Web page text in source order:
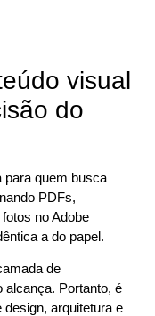
visual
do
para quem busca
PDFs,
no Adobe
a do papel.
de
alcança. Portanto, é
arquitetura e